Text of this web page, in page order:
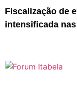
Fiscalização de
intensificada